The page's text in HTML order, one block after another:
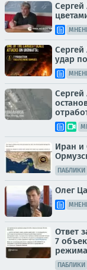
Сергей
Сергей
удар
Иран и
ПАБЛИКИ
Олег
Ответ
7
режима
ПАБЛИКИ